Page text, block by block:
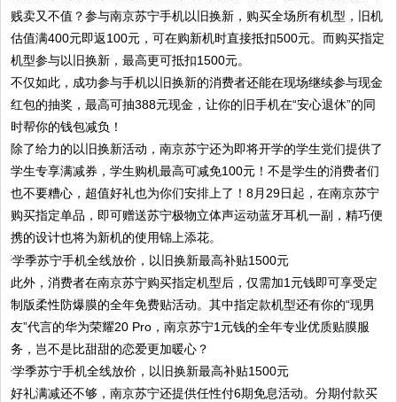
贱卖又不值？参与南京苏宁手机以旧换新，购买全场所有机型，旧机
估值满400元即返100元，可在购新机时直接抵扣500元。而购买指定
机型参与以旧换新，最高更可抵扣1500元。
不仅如此，成功参与手机以旧换新的消费者还能在现场继续参与现金
红包的抽奖，最高可抽388元现金，让你的旧手机在“安心退休”的同
时帮你的钱包减负！
除了给力的以旧换新活动，南京苏宁还为即将开学的学生党们提供了
学生专享满减券，学生购机最高可减免100元！不是学生的消费者们
也不要糟心，超值好礼也为你们安排上了！8月29日起，在南京苏宁
购买指定单品，即可赠送苏宁极物立体声运动蓝牙耳机一副，精巧便
携的设计也将为新机的使用锦上添花。
此外，消费者在南京苏宁购买指定机型后，仅需加1元钱即可享受定
制版柔性防爆膜的全年免费贴活动。其中指定款机型还有你的“现男
友”代言的华为荣耀20 Pro，南京苏宁1元钱的全年专业优质贴膜服
务，岂不是比甜甜的恋爱更加暖心？
好礼满减还不够，南京苏宁还提供任性付6期免息活动。分期付款买